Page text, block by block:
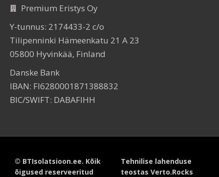
Premium Eristys Oy
Y-tunnus: 2174433-2 c/o
Tilipenninki Hämeenkatu 21 A 23
05800 Hyvinkää, Finland
Danske Bank
IBAN: FI6280001871388832
BIC/SWIFT: DABAFIHH
© BTIsolatsioon.ee. Kõik
õigused reserveeritud
Tehnilise lahenduse
teostas Verto.Rocks